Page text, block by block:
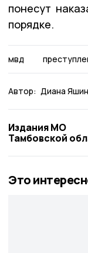
понесут
порядке.
мвд
Автор: Диана
Издания МО
Тамбовской
Это